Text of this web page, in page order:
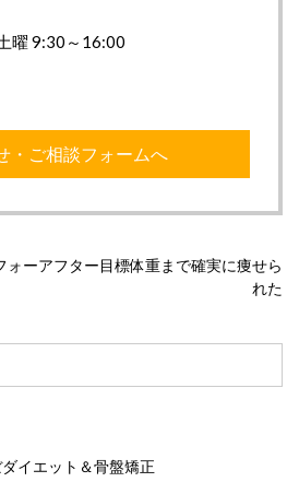
曜 9:30～16:00
・ご相談フォームへ
ォーアフター目標体重まで確実に痩せら
れた
イエット＆骨盤矯正